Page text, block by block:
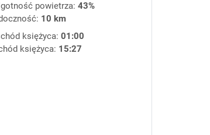
powietrza: 43%
10 km
księżyca: 01:00
księżyca: 15:27